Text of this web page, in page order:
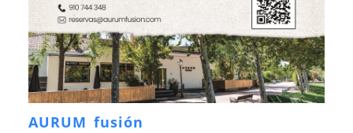
AURUM fusión